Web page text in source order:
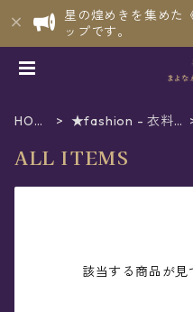
星の煌めきを集めた
ップです。
HOM
★fashion - 衣料
ALL ITEMS
該当する商品が見